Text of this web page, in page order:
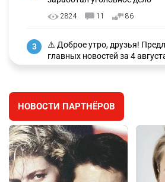
2824 11 86
3
⚠️ Доброе утро, друзья!
главных новостей за 4
4
🗣Глава государства
соболезнования родным и
қаһарманы Ивана Гапича
2673 2 42
5
🇫🇷 Клуб ПСЖ объявил об
НОВОСТИ ПАРТНЁРОВ